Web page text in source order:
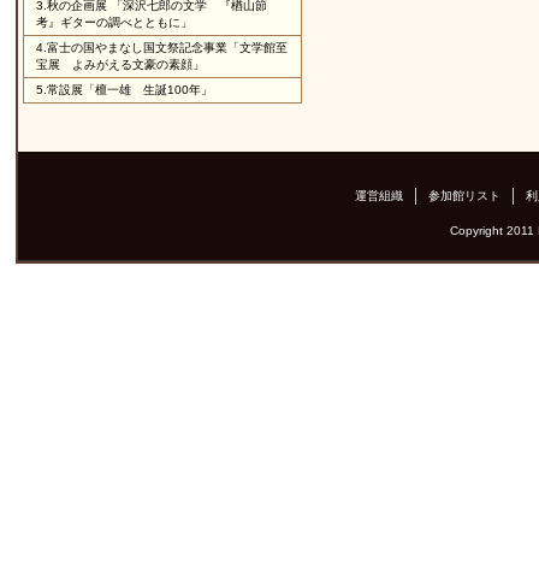
3. 秋の企画展 「深沢七郎の文学 『楢山節
考』ギターの調べとともに」
4. 富士の国やまなし国文祭記念事業「文学館至
宝展 よみがえる文豪の素顔」
5. 常設展「檀一雄 生誕100年」
運営組織 参加館リスト
Copyright 2011